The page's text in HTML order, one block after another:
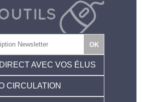
AVEC VOS ÉLUS
CIRCULATION